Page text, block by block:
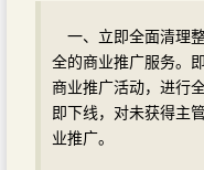
一、立即全面清理
全的商业推广服务。
商业推广活动，进行
即下线，对未获得主
业推广。